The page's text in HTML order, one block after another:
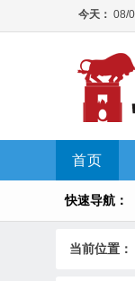
首页
快速导航：
当前位置：